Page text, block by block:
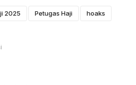
2025 Petugas Haji hoaks